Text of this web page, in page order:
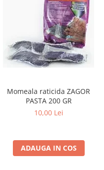
Momeala raticida ZAGOR
PASTA 200 GR
10,00 Lei
ADAUGA IN COS